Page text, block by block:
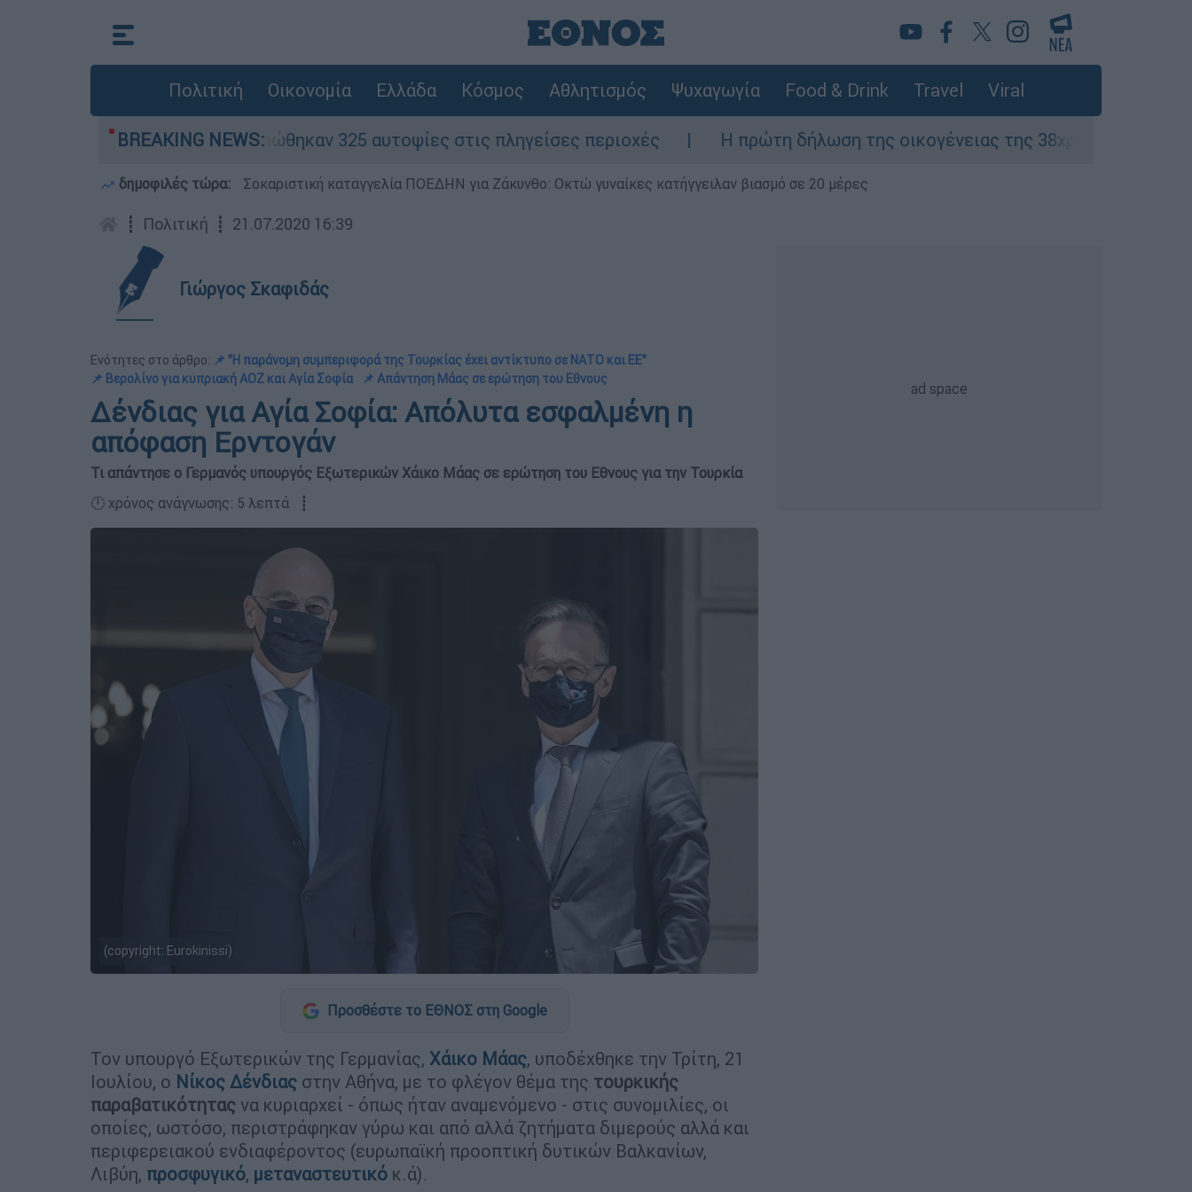
Πολιτική Οικονομία Ελλάδα Κόσμος Αθλητισμός Ψυχαγωγία Food & Drink Travel Viral
BREAKING NEWS:
- Ολοκληρώθηκαν 325 αυτοψίες στις πληγείσες περιοχές Η πρώτη δήλωση της οικογένειας της 38χρονης Βρετανίδας που
δημοφιλές τώρα: Σοκαριστική καταγγελία ΠΟΕΔΗΝ για Ζάκυνθο: Οκτώ γυναίκες κατήγγειλαν βιασμό σε 20 μέρες
┋ Πολιτική ┋ 21.07.2020 16:39
Γιώργος Σκαφιδάς
Ενότητες στο άρθρο: 📌 "Η παράνομη συμπεριφορά της Τουρκίας έχει αντίκτυπο σε ΝΑΤΟ και ΕΕ"
📌 Βερολίνο για κυπριακή ΑΟΖ και Αγία Σοφία
📌 Απάντηση Μάας σε ερώτηση του Εθνους
Δένδιας για Αγία Σοφία: Απόλυτα εσφαλμένη η
απόφαση Ερντογάν
Τι απάντησε ο Γερμανός υπουργός Εξωτερικών Χάικο Μάας σε ερώτηση του Εθνους για την Τουρκία
🕛 χρόνος ανάγνωσης: 5 λεπτά ┋
(copyright: Eurokinissi)
Προσθέστε το ΕΘΝΟΣ στη Google
Τον υπουργό Εξωτερικών της Γερμανίας, Χάικο Μάας, υποδέχθηκε την Τρίτη, 21
Ιουλίου, ο Νίκος Δένδιας στην Αθήνα, με το φλέγον θέμα της τουρκικής
παραβατικότητας να κυριαρχεί - όπως ήταν αναμενόμενο - στις συνομιλίες, οι
οποίες, ωστόσο, περιστράφηκαν γύρω και από αλλά ζητήματα διμερούς αλλά και
περιφερειακού ενδιαφέροντος (ευρωπαϊκή προοπτική δυτικών Βαλκανίων,
Λιβύη, προσφυγικό, μεταναστευτικό κ.ά).